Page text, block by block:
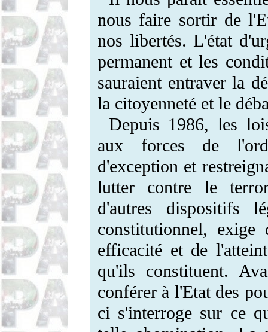
nous faire sortir de
nos libertés. L'état
permanent et les
sauraient entraver la
la citoyenneté et le
Depuis 1986, les
aux forces de
d'exception et
lutter contre le
d'autres dispositifs
constitutionnel,
efficacité et de
qu'ils constituent.
conférer à l'Etat des
ci s'interroge sur ce